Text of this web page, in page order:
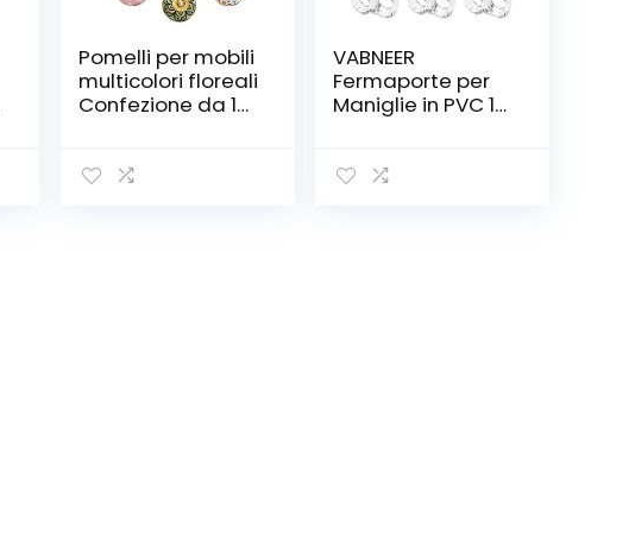
Pomelli per mobili
multicolori floreali
Confezione da 10
porte
VABNEER
Fermaporte per
Maniglie in PVC 10
Maniglia della